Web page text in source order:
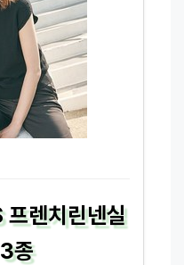
렌치린넨실
종